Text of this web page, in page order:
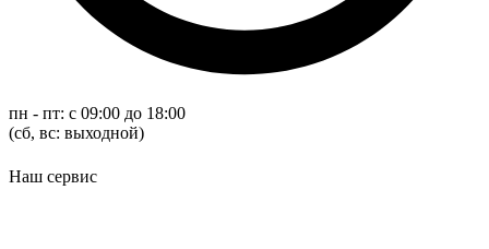
пн - пт: с 09:00 до 18:00
(cб, вс: выходной)
Наш сервис